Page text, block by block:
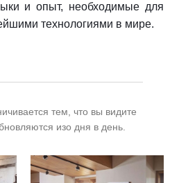
и опыт, необходимые для
технологиями в мире.
тем, что вы видите
изо дня в день.